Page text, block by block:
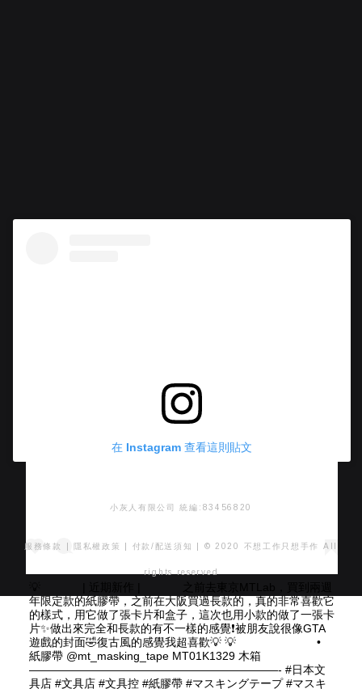
在 Instagram 查看這則貼文
年限定款的紙膠帶，之前在大阪買過長款的，真的非常喜歡它
的樣式，用它做了張卡片和盒子，這次也用小款的做了一張卡
片✨做出來完全和長款的有不一樣的感覺❗️被朋友說很像GTA
遊戲的封面🤣復古風的感覺我超喜歡💡 💡 ⠀⠀ ⠀⠀ ⠀⠀ ⠀⠀ •
紙膠帶 @mt_masking_tape MT01K1329 木箱 ⠀⠀⠀
——————————————————————- #日本文
具店 #文具店 #文具控 #紙膠帶 #マスキングテープ #マスキ
小灰人有限公司 統編:83456820
服務條款 隱私權政策 付款/配送須知 | © 2020 不想工作只想手作 All
rights reserved